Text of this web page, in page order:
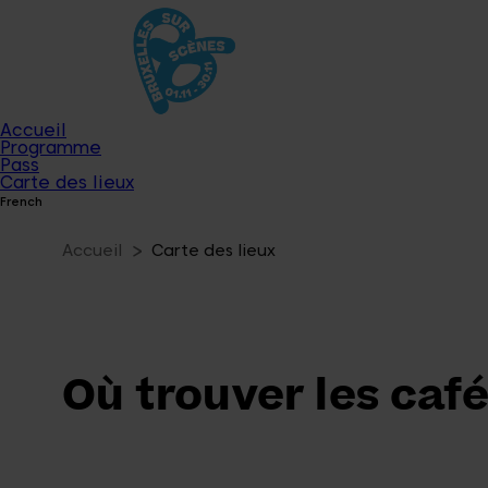
Accueil
Programme
Pass
Carte des lieux
French
Accueil Carte des lieux
Où trouver les